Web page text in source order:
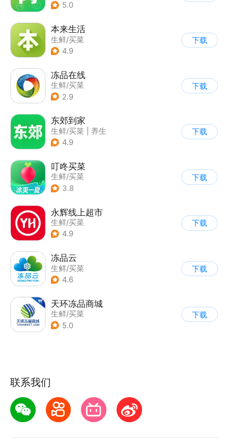
5.0
本来生活
生鲜/买菜
4.9
下载
冻品在线
生鲜/买菜
2.9
下载
东郊到家
生鲜/买菜
养生
4.9
下载
叮咚买菜
生鲜/买菜
3.8
下载
永辉线上超市
生鲜/买菜
4.9
下载
冻品云
生鲜/买菜
4.6
下载
天环冻品商城
生鲜/买菜
5.0
下载
联系我们